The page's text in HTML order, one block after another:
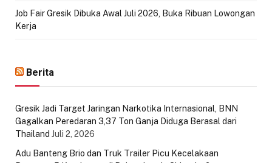
Job Fair Gresik Dibuka Awal Juli 2026, Buka Ribuan Lowongan
Kerja
Berita
Gresik Jadi Target Jaringan Narkotika Internasional, BNN
Gagalkan Peredaran 3,37 Ton Ganja Diduga Berasal dari
Thailand Juli 2, 2026
Adu Banteng Brio dan Truk Trailer Picu Kecelakaan